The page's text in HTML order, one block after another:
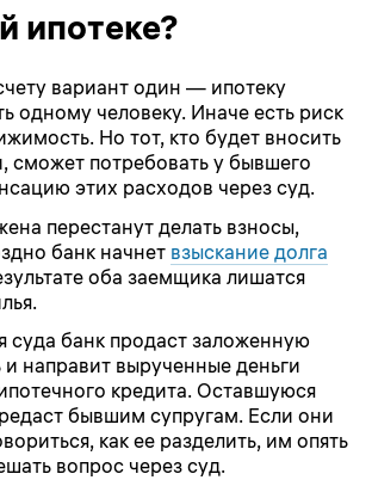
ипотеке?
вариант один — ипотеку
одному человеку. Иначе есть риск
Но тот, кто будет вносить
сможет потребовать у бывшего
этих расходов через суд.
перестанут делать взносы,
банк начнет взыскание долга
оба заемщика лишатся
суда банк продаст заложенную
направит вырученные деньги
кредита. Оставшуюся
бывшим супругам. Если они
как ее разделить, им опять
вопрос через суд.